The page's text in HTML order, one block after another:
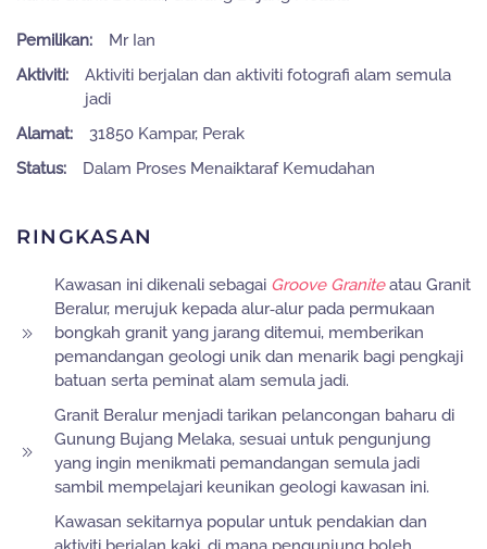
Pemilikan:
Mr Ian
Aktiviti:
Aktiviti berjalan dan aktiviti fotografi alam semula
jadi
Alamat:
31850 Kampar, Perak
Status:
Dalam Proses Menaiktaraf Kemudahan
RINGKASAN
Kawasan ini dikenali sebagai Groove Graniteatau Granit
Beralur, merujuk kepada alur‑alur pada permukaan
bongkah granit yang jarang ditemui, memberikan
pemandangan geologi unik dan menarik bagi pengkaji
batuan serta peminat alam semula jadi.
Granit Beralur menjadi tarikan pelancongan baharu di
Gunung Bujang Melaka, sesuai untuk pengunjung
yang ingin menikmati pemandangan semula jadi
sambil mempelajari keunikan geologi kawasan ini.
Kawasan sekitarnya popular untuk pendakian dan